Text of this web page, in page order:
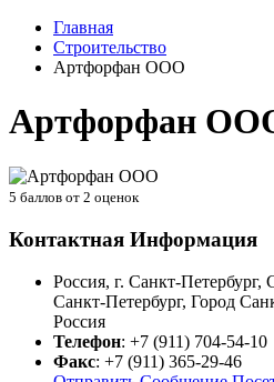
Главная
Строительство
Артфорфан ООО
Артфорфан
5 баллов от 2 оценок
Контактная Информация
Россия, г. Санкт-
Санкт-Петербург, Город
Россия
Телефон: +7 (911) 704-54-10
Факс: +7 (911) 365-29-46